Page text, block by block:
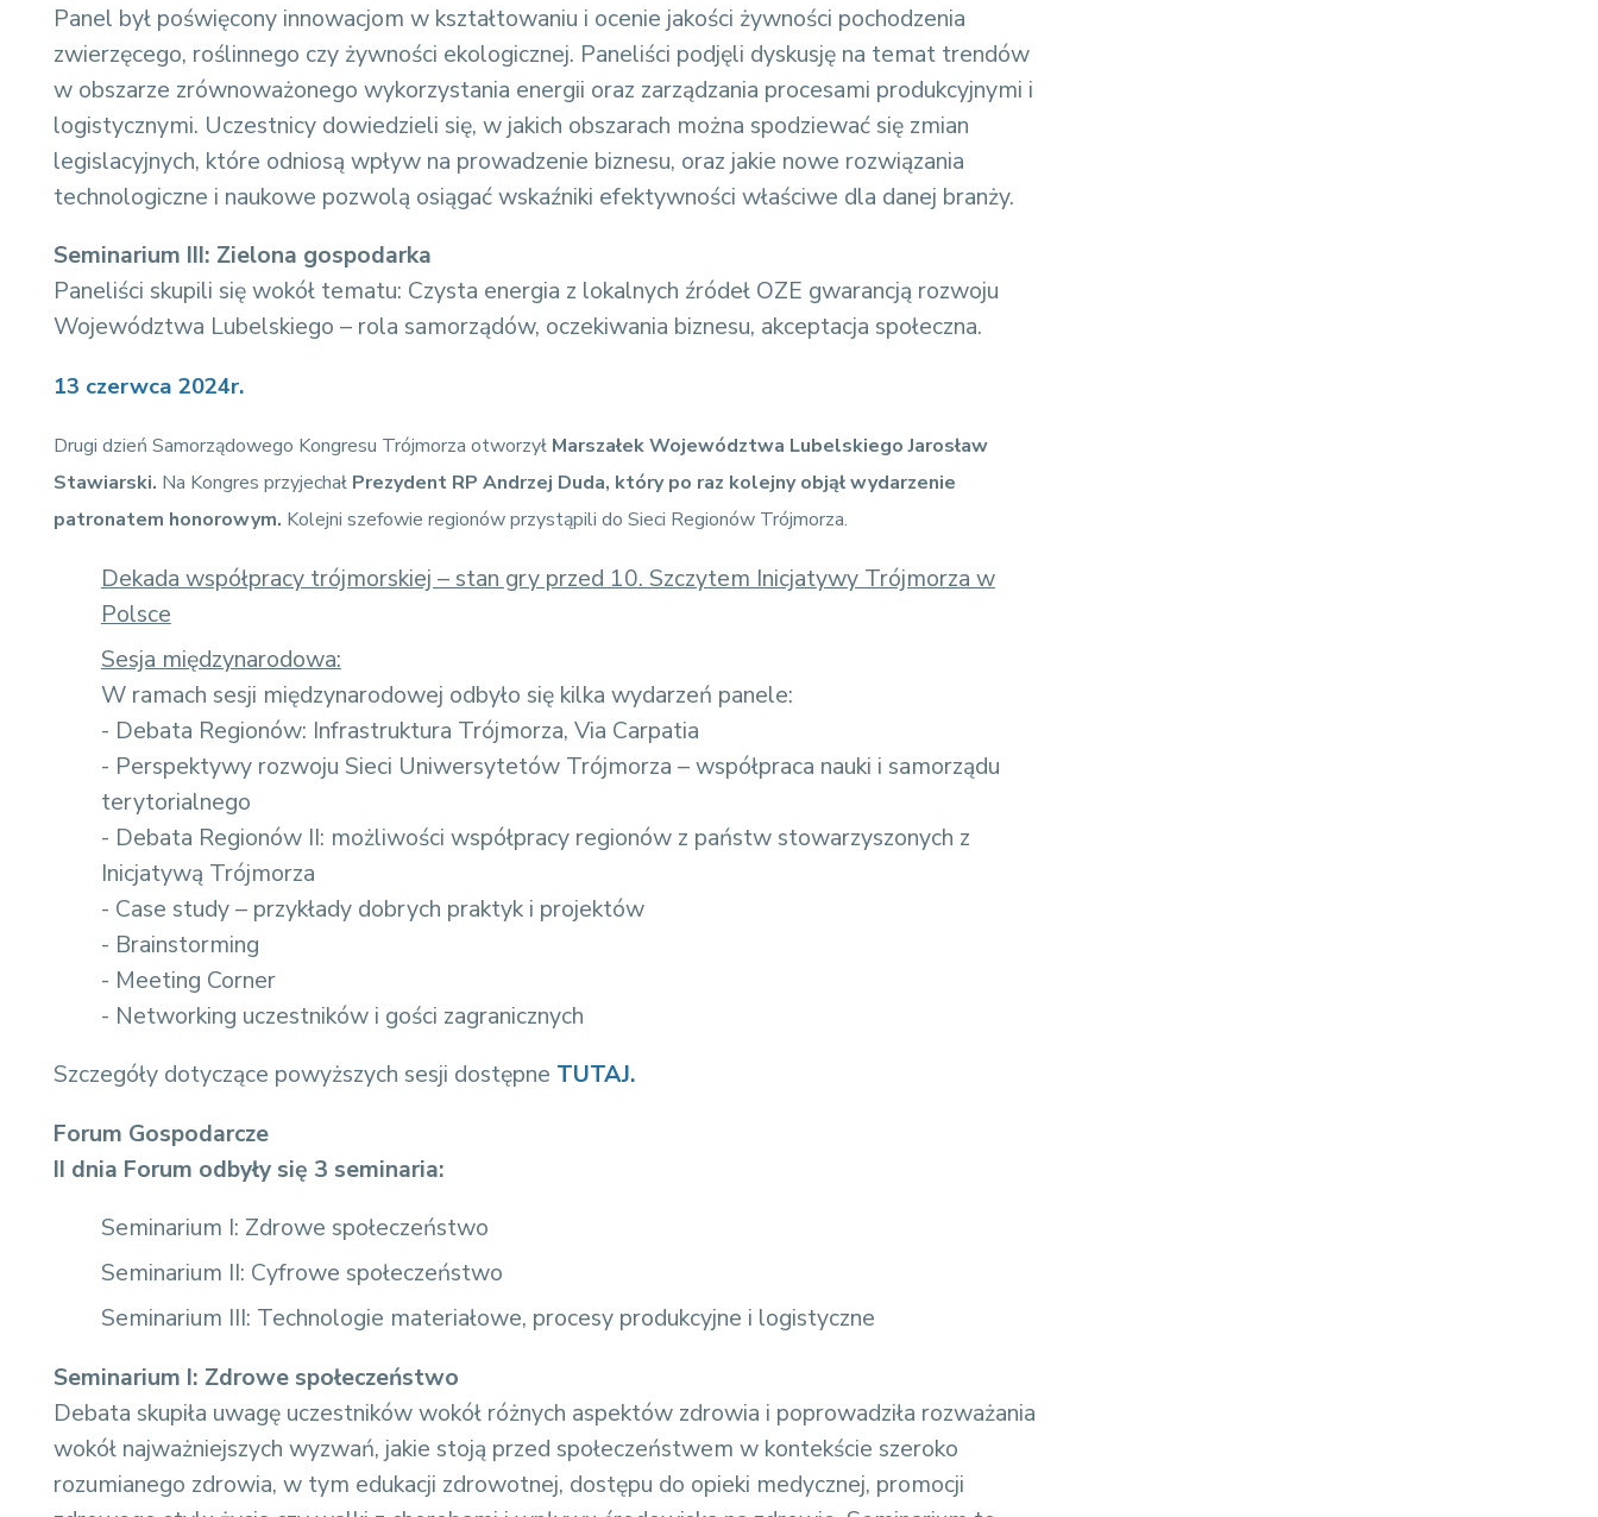
Panel był poświęcony innowacjom w kształtowaniu i ocenie jakości żywności pochodzenia
zwierzęcego, roślinnego czy żywności ekologicznej. Paneliści podjęli dyskusję na temat trendów
w obszarze zrównoważonego wykorzystania energii oraz zarządzania procesami produkcyjnymi i
logistycznymi. Uczestnicy dowiedzieli się, w jakich obszarach można spodziewać się zmian
legislacyjnych, które odniosą wpływ na prowadzenie biznesu, oraz jakie nowe rozwiązania
technologiczne i naukowe pozwolą osiągać wskaźniki efektywności właściwe dla danej branży.
Seminarium III: Zielona gospodarka
Paneliści skupili się wokół tematu: Czysta energia z lokalnych źródeł OZE gwarancją rozwoju
Województwa Lubelskiego – rola samorządów, oczekiwania biznesu, akceptacja społeczna.
13 czerwca 2024r.
Drugi dzień Samorządowego Kongresu Trójmorza otworzył Marszałek Województwa Lubelskiego Jarosław
Stawiarski. Na Kongres przyjechał Prezydent RP Andrzej Duda, który po raz kolejny objął wydarzenie
patronatem honorowym. Kolejni szefowie regionów przystąpili do Sieci Regionów Trójmorza.
Dekada współpracy trójmorskiej – stan gry przed 10. Szczytem Inicjatywy Trójmorza w
Polsce
Sesja międzynarodowa:
W ramach sesji międzynarodowej odbyło się kilka wydarzeń panele:
- Debata Regionów: Infrastruktura Trójmorza, Via Carpatia
- Perspektywy rozwoju Sieci Uniwersytetów Trójmorza – współpraca nauki i samorządu
terytorialnego
- Debata Regionów II: możliwości współpracy regionów z państw stowarzyszonych z
Inicjatywą Trójmorza
- Case study – przykłady dobrych praktyk i projektów
- Brainstorming
- Meeting Corner
- Networking uczestników i gości zagranicznych
Szczegóły dotyczące powyższych sesji dostępne TUTAJ.
Forum Gospodarcze
II dnia Forum odbyły się 3 seminaria:
Seminarium I: Zdrowe społeczeństwo
Seminarium II: Cyfrowe społeczeństwo
Seminarium III: Technologie materiałowe, procesy produkcyjne i logistyczne
Seminarium I: Zdrowe społeczeństwo
Debata skupiła uwagę uczestników wokół różnych aspektów zdrowia i poprowadziła rozważania
wokół najważniejszych wyzwań, jakie stoją przed społeczeństwem w kontekście szeroko
rozumianego zdrowia, w tym edukacji zdrowotnej, dostępu do opieki medycznej, promocji